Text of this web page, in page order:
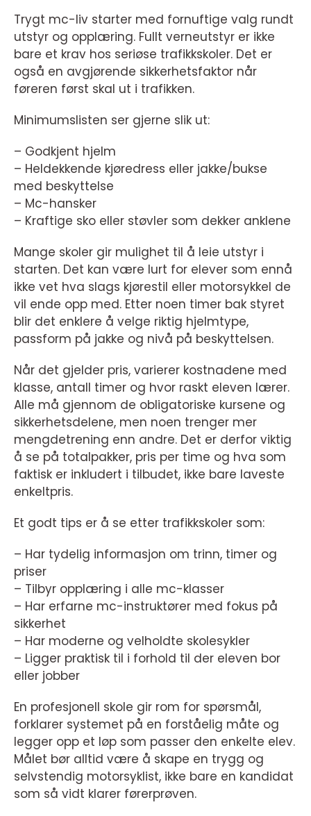
Trygt mc-liv starter med fornuftige valg rundt
utstyr og opplæring. Fullt verneutstyr er ikke
bare et krav hos seriøse trafikkskoler. Det er
også en avgjørende sikkerhetsfaktor når
føreren først skal ut i trafikken.
Minimumslisten ser gjerne slik ut:
– Godkjent hjelm
– Heldekkende kjøredress eller jakke/bukse
med beskyttelse
– Mc-hansker
– Kraftige sko eller støvler som dekker anklene
Mange skoler gir mulighet til å leie utstyr i
starten. Det kan være lurt for elever som ennå
ikke vet hva slags kjørestil eller motorsykkel de
vil ende opp med. Etter noen timer bak styret
blir det enklere å velge riktig hjelmtype,
passform på jakke og nivå på beskyttelsen.
Når det gjelder pris, varierer kostnadene med
klasse, antall timer og hvor raskt eleven lærer.
Alle må gjennom de obligatoriske kursene og
sikkerhetsdelene, men noen trenger mer
mengdetrening enn andre. Det er derfor viktig
å se på totalpakker, pris per time og hva som
faktisk er inkludert i tilbudet, ikke bare laveste
enkeltpris.
Et godt tips er å se etter trafikkskoler som:
– Har tydelig informasjon om trinn, timer og
priser
– Tilbyr opplæring i alle mc-klasser
– Har erfarne mc-instruktører med fokus på
sikkerhet
– Har moderne og velholdte skolesykler
– Ligger praktisk til i forhold til der eleven bor
eller jobber
En profesjonell skole gir rom for spørsmål,
forklarer systemet på en forståelig måte og
legger opp et løp som passer den enkelte elev.
Målet bør alltid være å skape en trygg og
selvstendig motorsyklist, ikke bare en kandidat
som så vidt klarer førerprøven.